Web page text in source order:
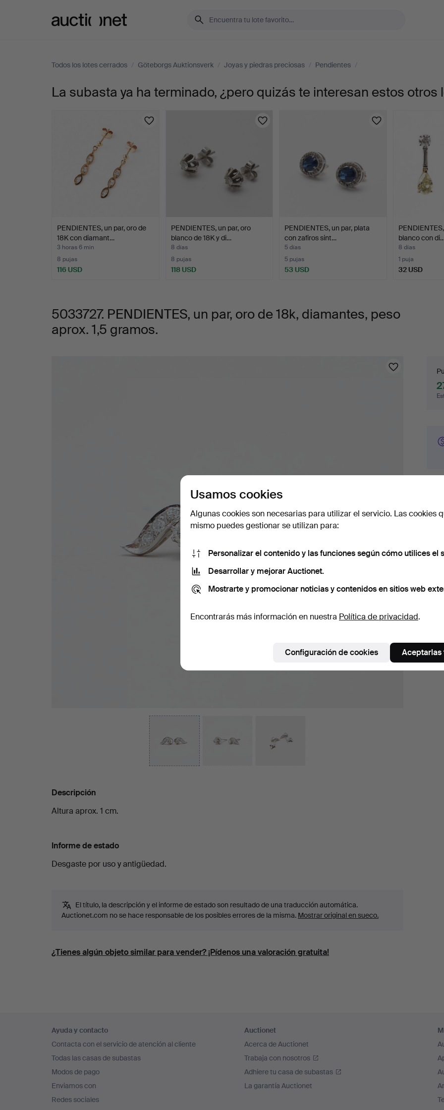
Todos los lotes cerrados / Göteborgs Auktionsverk / Joyas y piedras preciosas / Pendientes /
PENDIENTES,
diamantes,
peso
1,5
gramos.
La subasta ya ha terminado, ¿pero quizás te interesan estos otros
PENDIENTES, un par, oro de
18K con diamant…
3 horas 6 min
8 pujas
116 USD
PENDIENTES, un par, oro
blanco de 18K y di…
8 días
8 pujas
118 USD
PENDIENTES, un par, plata
con zafiros sint…
5 días
5 pujas
53 USD
blanco con
8 días
1 puja
32 USD
5033727. PENDIENTES, un par, oro de 18k, diamantes, peso
aprox. 1,5 gramos.
Descripción
Altura aprox. 1 cm.
Informe de estado
Desgaste por uso y antigüedad.
El título, la descripción y el informe de estado son resultado de una traducción automática.
Auctionet.com no se hace responsable de los posibles errores de la misma. Mostrar original en sueco.
¿Tienes algún objeto similar para vender? ¡Pídenos una valoración gratuita!
9
en
el
pie
de
página
Ayuda y contacto
Contacta con el servicio de atención al cliente
Todas las casas de subastas
Modos de pago
Enviamos con
Redes sociales
Auctionet
Acerca de Auctionet
Trabaja con nosotros
Adhiere tu casa de subastas
La garantía Auctionet
Usamos cookies
Algunas cookies son necesarias para utilizar el servicio. Las cookies
mismo puedes gestionar se utilizan para:
Personalizar el contenido y las funciones según cómo utilices el
Desarrollar y mejorar Auctionet.
Mostrarte y promocionar noticias y contenidos en sitios web
Encontrarás más información en nuestra Política de privacidad.
Configuración de cookies Aceptarlas